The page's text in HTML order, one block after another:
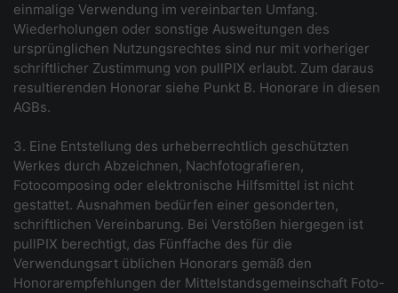
einmalige Verwendung im vereinbarten Umfang.
Wiederholungen oder sonstige Ausweitungen des
ursprünglichen Nutzungsrechtes sind nur mit vorheriger
schriftlicher Zustimmung von pullPIX erlaubt. Zum daraus
resultierenden Honorar siehe Punkt B. Honorare in diesen
AGBs.
3. Eine Entstellung des urheberrechtlich geschützten
Werkes durch Abzeichnen, Nachfotografieren,
Fotocomposing oder elektronische Hilfsmittel ist nicht
gestattet. Ausnahmen bedürfen einer gesonderten,
schriftlichen Vereinbarung. Bei Verstößen hiergegen ist
pullPIX berechtigt, das Fünffache des für die
Verwendungsart üblichen Honorars gemäß den
Honorarempfehlungen der Mittelstandsgemeinschaft Foto-